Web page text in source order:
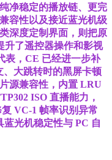
净稳定的播放链、更完
容性以及接近蓝光机级
深度定制界面，则把原
升了遥控器操作和影视
表，CE 已经进一步补
大跳转时的黑屏卡顿
源兼容性，内置 LRU
ISO 直播能力，
VC-1 帧率识别异常
光机稳定性与 PC 自